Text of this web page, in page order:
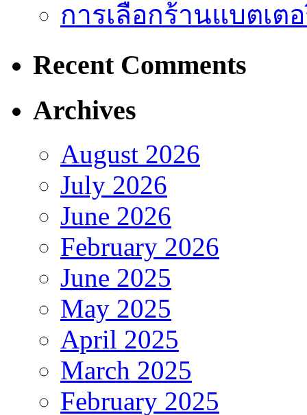
การเลือกร้านแบตเต
Recent Comments
Archives
August 2026
July 2026
June 2026
February 2026
June 2025
May 2025
April 2025
March 2025
February 2025